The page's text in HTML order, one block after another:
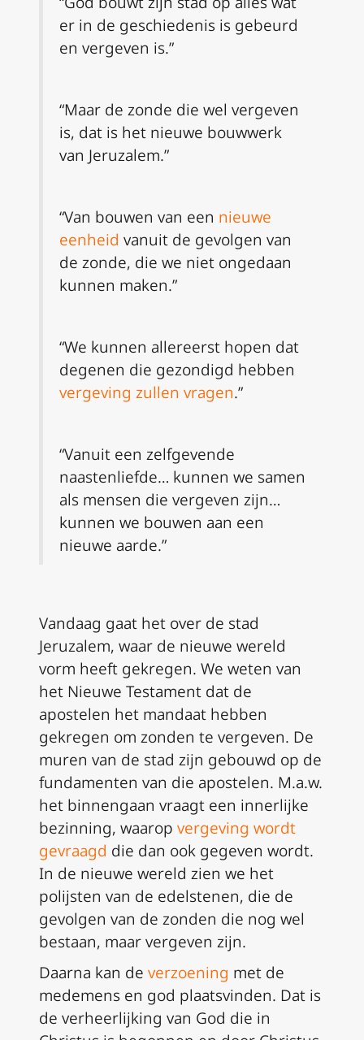
er in de geschiedenis is gebeurd
en vergeven is.”
“Maar de zonde die wel vergeven
is, dat is het nieuwe bouwwerk
van Jeruzalem.”
“Van bouwen van een nieuwe
eenheid vanuit de gevolgen van
de zonde, die we niet ongedaan
kunnen maken.”
“We kunnen allereerst hopen dat
degenen die gezondigd hebben
vergeving zullen vragen.”
“Vanuit een zelfgevende
naastenliefde… kunnen we samen
als mensen die vergeven zijn…
kunnen we bouwen aan een
nieuwe aarde.”
Vandaag gaat het over de stad
Jeruzalem, waar de nieuwe wereld
vorm heeft gekregen. We weten van
het Nieuwe Testament dat de
apostelen het mandaat hebben
gekregen om zonden te vergeven. De
muren van de stad zijn gebouwd op de
fundamenten van die apostelen. M.a.w.
het binnengaan vraagt een innerlijke
bezinning, waarop vergeving wordt
gevraagd die dan ook gegeven wordt.
In de nieuwe wereld zien we het
polijsten van de edelstenen, die de
gevolgen van de zonden die nog wel
bestaan, maar vergeven zijn.
Daarna kan de verzoening met de
medemens en god plaatsvinden. Dat is
de verheerlijking van God die in